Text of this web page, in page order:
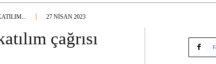
27 NISAN 2023
çağrısı